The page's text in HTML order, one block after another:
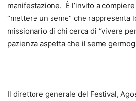
manifestazione. È l’invito a
“mettere un seme” che rappresenta
missionario di chi cerca di “vivere
pazienza aspetta che il seme
Il direttore generale del Festival,